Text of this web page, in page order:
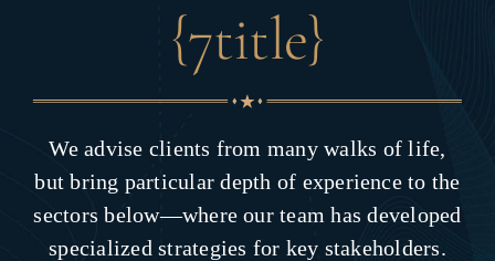
{7title}
We advise clients from many walks of life,
but bring particular depth of experience to the
sectors below—where our team has developed
specialized strategies for key stakeholders.